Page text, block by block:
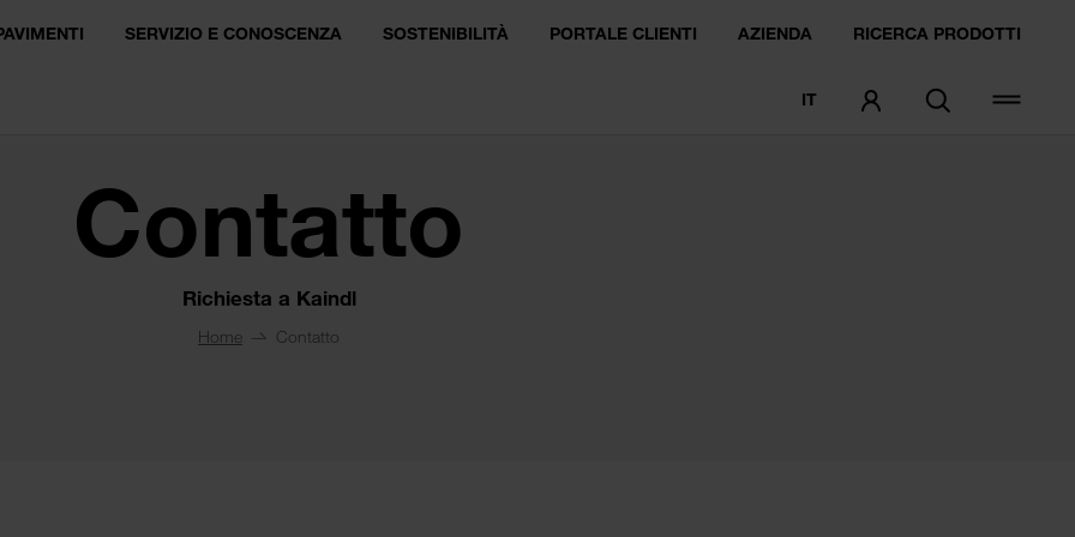
SERVIZIO E CONOSCENZA SOSTENIBILITÀ PORTALE CLIENTI AZIENDA RICERCA PRODOTTI
IT
Contatto
Richiesta a Kaindl
Home Contatto